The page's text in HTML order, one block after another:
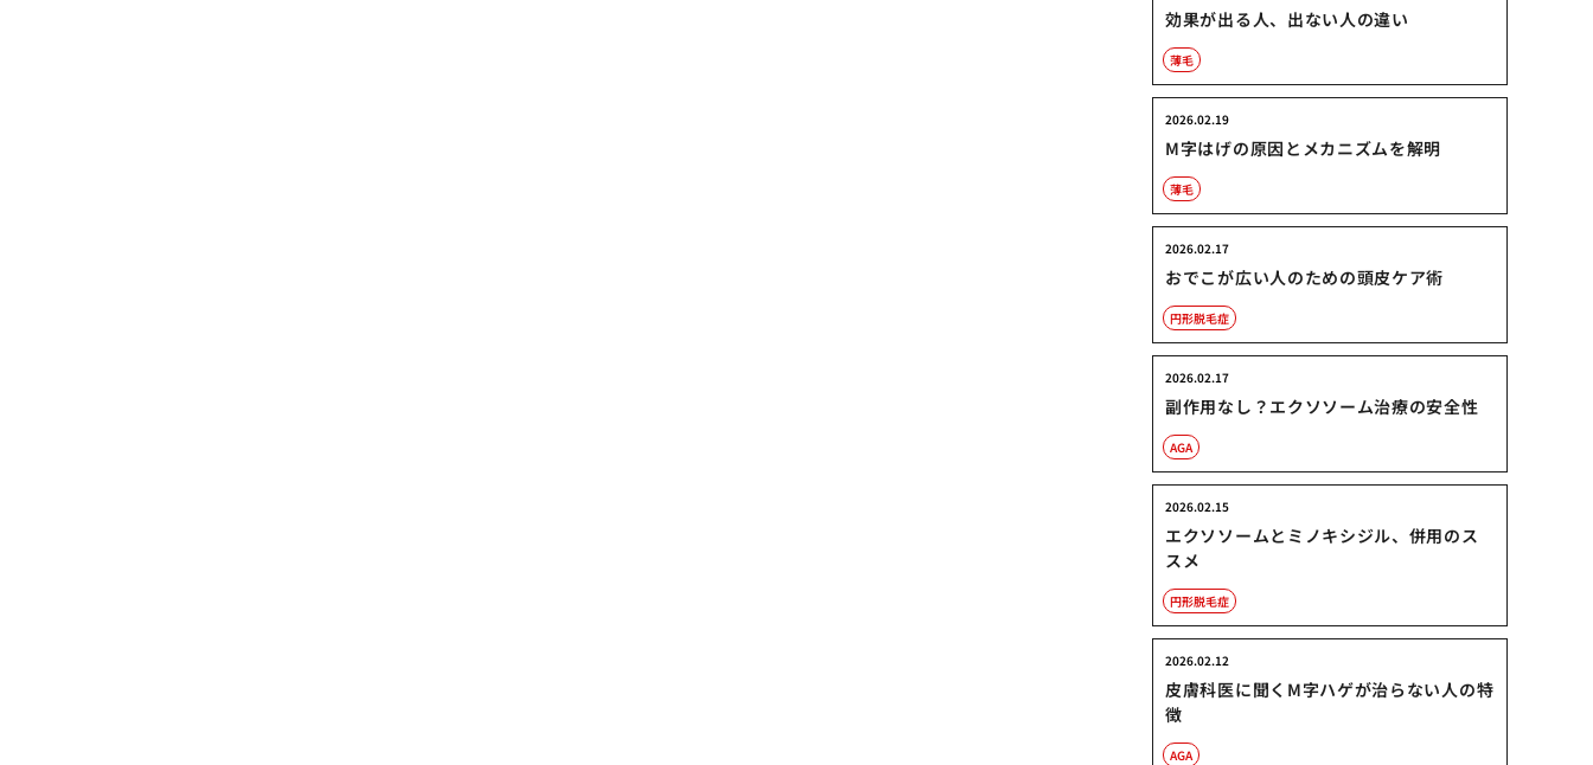
効果が出る人、出ない人の違い
薄毛
M字はげの原因とメカニズムを解明
2026.02.19
薄毛
おでこが広い人のための頭皮ケア術
2026.02.17
円形脱毛症
副作用なし？エクソソーム治療の安全性
2026.02.17
AGA
エクソソームとミノキシジル、併用のス
スメ
2026.02.15
円形脱毛症
皮膚科医に聞くM字ハゲが治らない人の特
徴
2026.02.12
AGA